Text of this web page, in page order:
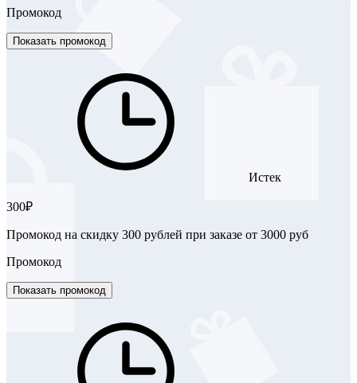
Промокод
Показать промокод
Истек
300₽
Промокод на скидку 300 рублей при заказе от 3000 руб
Промокод
Показать промокод